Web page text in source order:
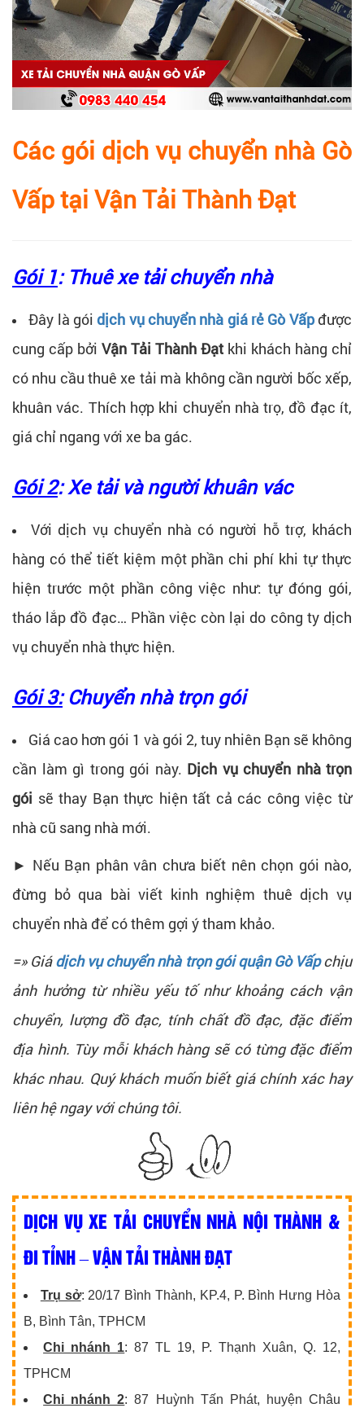
Các gói dịch vụ chuyển nhà Gò
Vấp tại Vận Tải Thành Đạt
Gói 1: Thuê xe tải chuyển nhà
Đây là góidịch vụ chuyển nhà giá rẻ Gò Vấpđược
cung cấp bởi Vận Tải Thành Đạt khi khách hàng chỉ
có nhu cầu thuê xe tải mà không cần người bốc xếp,
khuân vác. Thích hợp khi chuyển nhà trọ, đồ đạc ít,
giá chỉ ngang với xe ba gác.
Gói 2: Xe tải và người khuân vác
Với dịch vụ chuyển nhà có người hỗ trợ, khách
hàng có thể tiết kiệm một phần chi phí khi tự thực
hiện trước một phần công việc như: tự đóng gói,
tháo lắp đồ đạc… Phần việc còn lại do công ty dịch
vụ chuyển nhà thực hiện.
Gói 3:Chuyển nhà trọn gói
Giá cao hơn gói 1 và gói 2, tuy nhiên Bạn sẽ không
cần làm gì trong gói này. Dịch vụ chuyển nhà trọn
gói sẽ thay Bạn thực hiện tất cả các công việc từ
nhà cũ sang nhà mới.
► Nếu Bạn phân vân chưa biết nên chọn gói nào,
đừng bỏ qua bài viết kinh nghiệm thuê dịch vụ
chuyển nhà để có thêm gợi ý tham khảo.
=» Giádịch vụ chuyển nhà trọn gói quận Gò Vấpchịu
ảnh hưởng từ nhiều yếu tố như khoảng cách vận
chuyển, lượng đồ đạc, tính chất đồ đạc, đặc điểm
địa hình. Tùy mỗi khách hàng sẽ có từng đặc điểm
khác nhau. Quý khách muốn biết giá chính xác hay
liên hệ ngay với chúng tôi.
DỊCH VỤ XE TẢI CHUYỂN NHÀ NỘI THÀNH &
ĐI TỈNH – VẬN TẢI THÀNH ĐẠT
Trụ sở: 20/17 Bình Thành, KP.4, P. Bình Hưng Hòa
B, Bình Tân, TPHCM
Chi nhánh 1: 87 TL 19, P. Thạnh Xuân, Q. 12,
TPHCM
Chi nhánh 2: 87 Huỳnh Tấn Phát, huyện Châu